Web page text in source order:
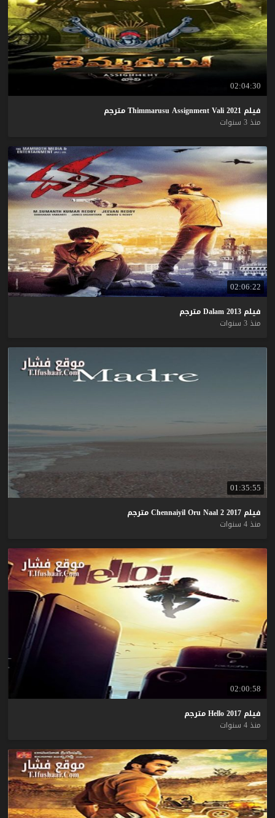
02:04:30
فيلم Thimmarusu Assignment Vali 2021
مترجم
منذ 3 سنوات
02:06:22
فيلم Dalam 2013
مترجم
منذ 3 سنوات
01:35:55
فيلم Chennaiyil Oru Naal 2 2017
مترجم
منذ 4 سنوات
02:00:58
فيلم Hello 2017
مترجم
منذ 4 سنوات